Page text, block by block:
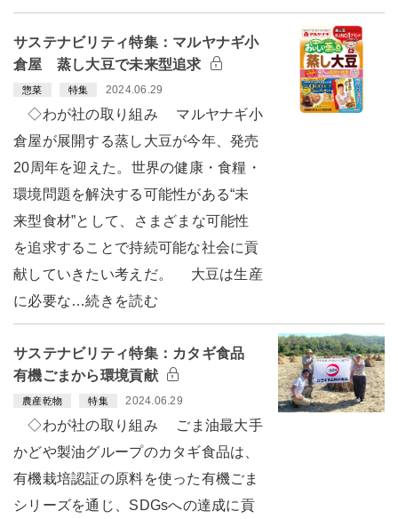
サステナビリティ特集：マルヤナギ小
倉屋 蒸し大豆で未来型追求
惣菜 特集 2024.06.29
◇わが社の取り組み マルヤナギ小
倉屋が展開する蒸し大豆が今年、発売
20周年を迎えた。世界の健康・食糧・
環境問題を解決する可能性がある“未
来型食材”として、さまざまな可能性
を追求することで持続可能な社会に貢
献していきたい考えだ。 大豆は生産
に必要な…続きを読む
サステナビリティ特集：カタギ食品
有機ごまから環境貢献
農産乾物 特集 2024.06.29
◇わが社の取り組み ごま油最大手
かどや製油グループのカタギ食品は、
有機栽培認証の原料を使った有機ごま
シリーズを通じ、SDGsへの達成に貢